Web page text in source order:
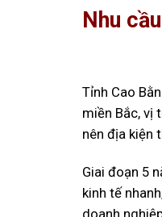
Nhu
Tỉnh Cao
miền Bắc, vị
nên địa kiện
Giai đoạn 5
kinh tế